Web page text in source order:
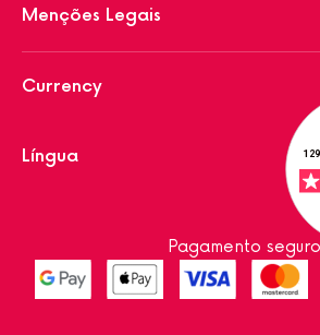
Menções Legais
Currency
Língua
Pagamento seguro